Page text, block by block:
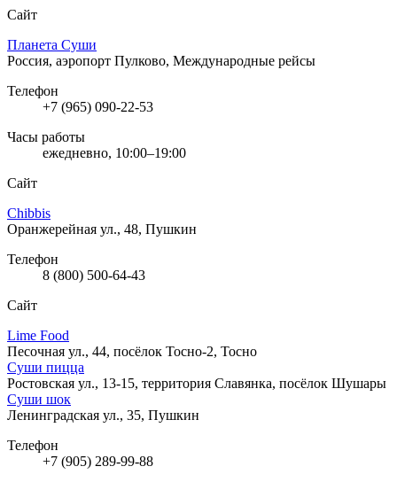
Сайт
Планета Суши
Россия, аэропорт Пулково, Международные рейсы
Телефон
+7 (965) 090-22-53
Часы работы
ежедневно, 10:00–19:00
Сайт
Chibbis
Оранжерейная ул., 48, Пушкин
Телефон
8 (800) 500-64-43
Сайт
Lime Food
Песочная ул., 44, посёлок Тосно-2, Тосно
Суши пицца
Ростовская ул., 13-15, территория Славянка, посёлок Шушары
Суши шок
Ленинградская ул., 35, Пушкин
Телефон
+7 (905) 289-99-88